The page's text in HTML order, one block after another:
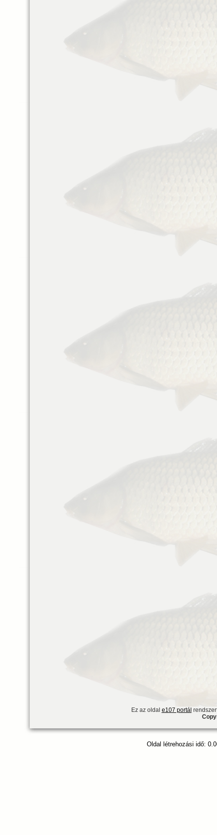
Ez az oldal e107 portál
Oldal létrehozási idő: